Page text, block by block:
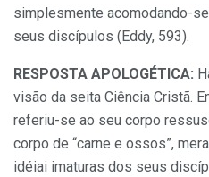
simplesmente acomodando-
seus discípulos (Eddy, 593).
RESPOSTA APOLOGÉTICA:
visão da seita Ciência Cristã.
referiu-se ao seu corpo
corpo de “carne e ossos”,
idéiai imaturas dos seus